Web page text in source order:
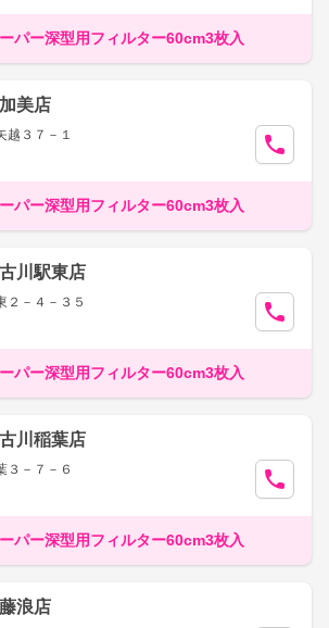
パー深型用フィルター60cm3枚入
美店
越３７－１
パー深型用フィルター60cm3枚入
川駅東店
２－４－３５
パー深型用フィルター60cm3枚入
川稲葉店
３－７－６
パー深型用フィルター60cm3枚入
浪店